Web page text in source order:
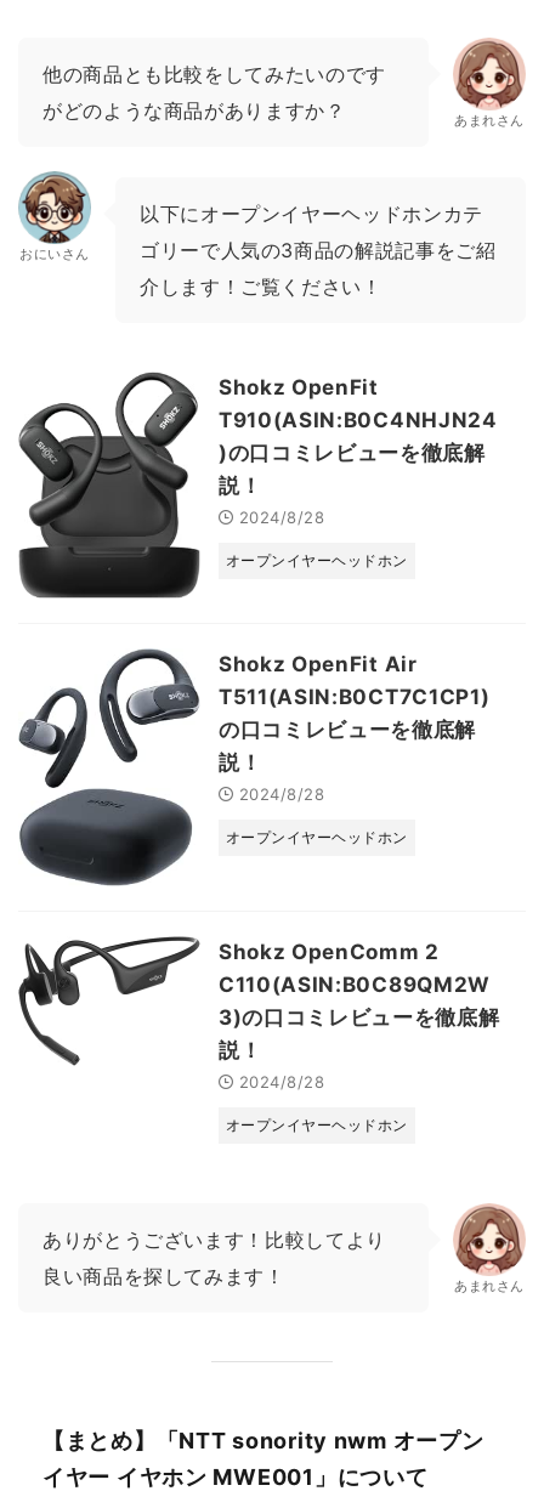
他の商品とも比較をしてみたいのです
がどのような商品がありますか？
あまれさん
おにいさん
以下にオープンイヤーヘッドホンカテ
ゴリーで人気の3商品の解説記事をご紹
介します！ご覧ください！
Shokz OpenFit
T910(ASIN:B0C4NHJN24
)の口コミレビューを徹底解
説！
2024/8/28
オープンイヤーヘッドホン
Shokz OpenFit Air
T511(ASIN:B0CT7C1CP1)
の口コミレビューを徹底解
説！
2024/8/28
オープンイヤーヘッドホン
Shokz OpenComm 2
C110(ASIN:B0C89QM2W
3)の口コミレビューを徹底解
説！
2024/8/28
オープンイヤーヘッドホン
ありがとうございます！比較してより
良い商品を探してみます！
あまれさん
【まとめ】「NTT sonority nwm オープン
イヤー イヤホン MWE001」について